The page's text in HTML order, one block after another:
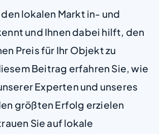
lokalen Markt in- und
und Ihnen dabei hilft, den
Preis für Ihr Objekt zu
Beitrag erfahren Sie, wie
Experten und unseres
größten Erfolg erzielen
Sie auf lokale